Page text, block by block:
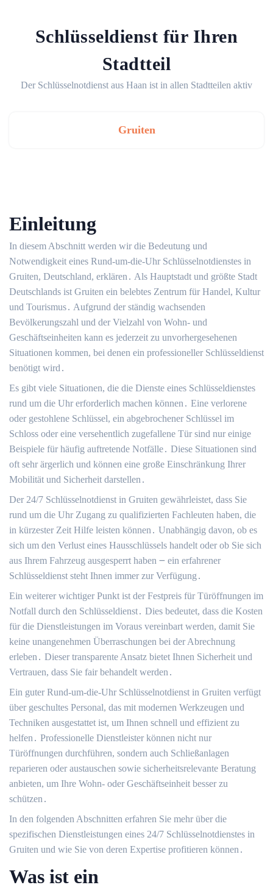
Schlüsseldienst für Ihren
Stadtteil
Der Schlüsselnotdienst aus Haan ist in allen Stadtteilen aktiv
Gruiten
Einleitung
In diesem Abschnitt werden wir die Bedeutung und
Notwendigkeit eines Rund-um-die-Uhr Schlüsselnotdienstes in
Gruiten, Deutschland, erklären․ Als Hauptstadt und größte Stadt
Deutschlands ist Gruiten ein belebtes Zentrum für Handel, Kultur
und Tourismus․ Aufgrund der ständig wachsenden
Bevölkerungszahl und der Vielzahl von Wohn- und
Geschäftseinheiten kann es jederzeit zu unvorhergesehenen
Situationen kommen, bei denen ein professioneller Schlüsseldienst
benötigt wird․
Es gibt viele Situationen, die die Dienste eines Schlüsseldienstes
rund um die Uhr erforderlich machen können․ Eine verlorene
oder gestohlene Schlüssel, ein abgebrochener Schlüssel im
Schloss oder eine versehentlich zugefallene Tür sind nur einige
Beispiele für häufig auftretende Notfälle․ Diese Situationen sind
oft sehr ärgerlich und können eine große Einschränkung Ihrer
Mobilität und Sicherheit darstellen․
Der 24/7 Schlüsselnotdienst in Gruiten gewährleistet, dass Sie
rund um die Uhr Zugang zu qualifizierten Fachleuten haben, die
in kürzester Zeit Hilfe leisten können․ Unabhängig davon, ob es
sich um den Verlust eines Hausschlüssels handelt oder ob Sie sich
aus Ihrem Fahrzeug ausgesperrt haben ౼ ein erfahrener
Schlüsseldienst steht Ihnen immer zur Verfügung․
Ein weiterer wichtiger Punkt ist der Festpreis für Türöffnungen im
Notfall durch den Schlüsseldienst․ Dies bedeutet, dass die Kosten
für die Dienstleistungen im Voraus vereinbart werden, damit Sie
keine unangenehmen Überraschungen bei der Abrechnung
erleben․ Dieser transparente Ansatz bietet Ihnen Sicherheit und
Vertrauen, dass Sie fair behandelt werden․
Ein guter Rund-um-die-Uhr Schlüsselnotdienst in Gruiten verfügt
über geschultes Personal, das mit modernen Werkzeugen und
Techniken ausgestattet ist, um Ihnen schnell und effizient zu
helfen․ Professionelle Dienstleister können nicht nur
Türöffnungen durchführen, sondern auch Schließanlagen
reparieren oder austauschen sowie sicherheitsrelevante Beratung
anbieten, um Ihre Wohn- oder Geschäftseinheit besser zu
schützen․
In den folgenden Abschnitten erfahren Sie mehr über die
spezifischen Dienstleistungen eines 24/7 Schlüsselnotdienstes in
Gruiten und wie Sie von deren Expertise profitieren können․
Was ist ein